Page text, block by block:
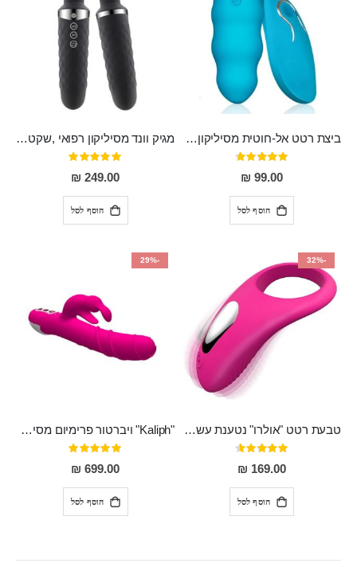
ביצת רטט אל-חוטית מסיליקון רפואי בגודל של 8 ס"מ ורוחב 3 ס"מ בעלת 20 מהירויות שונות "ENKI"
דירוג:
93%
99.00 ₪
הוסף לסל
מגיק וונד מסיליקון רפואי ,שקט במיוחד, נטען בעל 10 מהירויות שונות "Erna"
דירוג:
100%
249.00 ₪
הוסף לסל
-32%
טבעת רטט "אולרו" נטענת עשויה סיליקון רפואי עם רטט חזק ומטריף חושים
דירוג:
91%
169.00 ₪
הוסף לסל
-29%
"Kaliph" ויברטור פרימיום מסיליקון רפואי , נטען, שקט במיוחד, מסתובב ומתפתל, שמנמן עם חדירה 14 סמ
דירוג:
100%
699.00 ₪
הוסף לסל